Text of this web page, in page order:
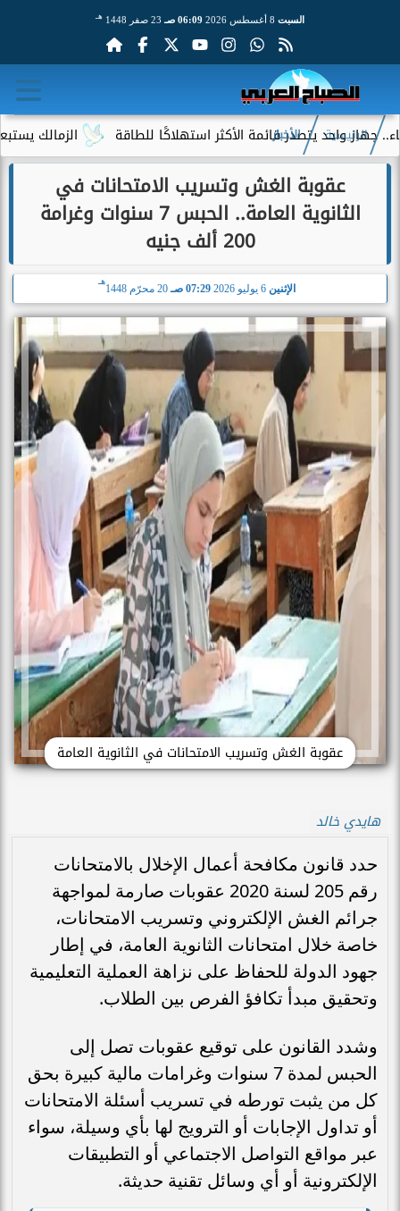
السبت 06:09 صـ 23 صفر 1448 هـ
الزمالك يستبعد 4 لاعبين شباب من حساباته في الموسم الجديد يتصدر قائمة الأكثر استهلاكًا للطاقة
الرئيسية الأخبار
عقوبة الغش وتسريب الامتحانات في
الثانوية العامة.. الحبس 7 سنوات وغرامة
200 ألف جنيه
الإثنين 6 يوليو 2026 07:29 صـ 20 محرّم 1448
هـ
عقوبة الغش وتسريب الامتحانات في الثانوية العامة
هايدي خالد
حدد قانون مكافحة أعمال الإخلال بالامتحانات
رقم 205 لسنة 2020 عقوبات صارمة لمواجهة
جرائم الغش الإلكتروني وتسريب الامتحانات،
خاصة خلال امتحانات الثانوية العامة، في إطار
جهود الدولة للحفاظ على نزاهة العملية التعليمية
وتحقيق مبدأ تكافؤ الفرص بين الطلاب.
وشدد القانون على توقيع عقوبات تصل إلى
الحبس لمدة 7 سنوات وغرامات مالية كبيرة بحق
كل من يثبت تورطه في تسريب أسئلة الامتحانات
أو تداول الإجابات أو الترويج لها بأي وسيلة، سواء
عبر مواقع التواصل الاجتماعي أو التطبيقات
الإلكترونية أو أي وسائل تقنية حديثة.